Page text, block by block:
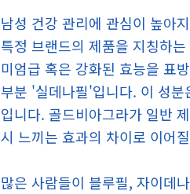
남성 건강 관리에 관심이 높아
특정 브랜드의 제품을 지칭하
미엄급 혹은 강화된 효능을 표
부분 '실데나필'입니다. 이 성
입니다. 골드비아그라가 일반
시 느끼는 효과의 차이로 이어
많은 사람들이 블루필, 자이데